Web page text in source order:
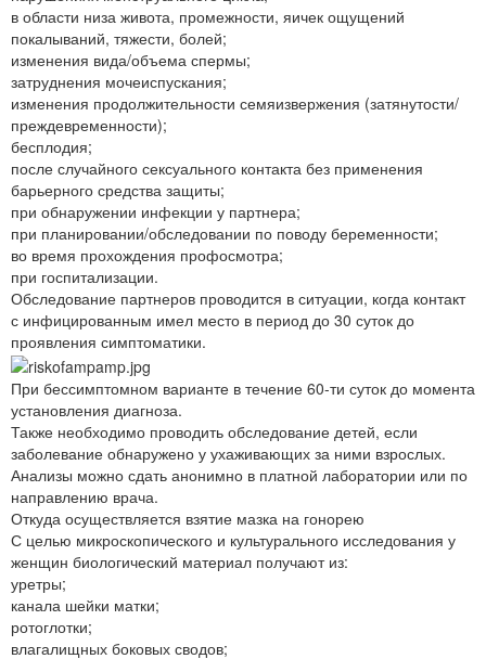
в области низа живота, промежности, яичек ощущений
покалываний, тяжести, болей;
изменения вида/объема спермы;
затруднения мочеиспускания;
изменения продолжительности семяизвержения (затянутости/
преждевременности);
бесплодия;
после случайного сексуального контакта без применения
барьерного средства защиты;
при обнаружении инфекции у партнера;
при планировании/обследовании по поводу беременности;
во время прохождения профосмотра;
при госпитализации.
Обследование партнеров проводится в ситуации, когда контакт
с инфицированным имел место в период до 30 суток до
проявления симптоматики.
При бессимптомном варианте в течение 60-ти суток до момента
установления диагноза.
Также необходимо проводить обследование детей, если
заболевание обнаружено у ухаживающих за ними взрослых.
Анализы можно сдать анонимно в платной лаборатории или по
направлению врача.
Откуда осуществляется взятие мазка на гонорею
С целью микроскопического и культурального исследования у
женщин биологический материал получают из:
уретры;
канала шейки матки;
ротоглотки;
влагалищных боковых сводов;